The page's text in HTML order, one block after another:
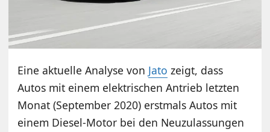
Eine aktuelle Analyse von Jato zeigt, dass
Autos mit einem elektrischen Antrieb letzten
Monat (September 2020) erstmals Autos mit
einem Diesel-Motor bei den Neuzulassungen